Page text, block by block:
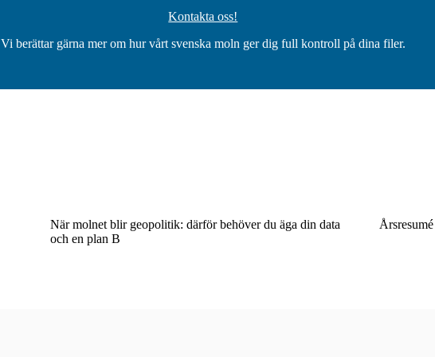
Kontakta oss!
Vi berättar gärna mer om hur vårt svenska moln ger dig full kontroll på dina filer.
När molnet blir geopolitik: därför behöver du äga din data
och en plan B